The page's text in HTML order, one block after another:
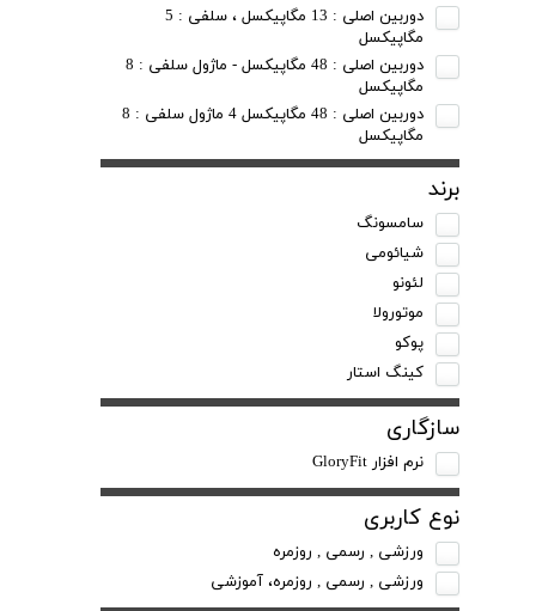
دوربین اصلی : 13 مگاپیکسل ، سلفی : 5
مگاپیکسل
دوربین اصلی : 48 مگاپیکسل - ماژول سلفی : 8
مگاپیکسل
دوربین اصلی : 48 مگاپیکسل 4 ماژول سلفی : 8
مگاپیکسل
برند
سامسونگ
شیائومی
لئونو
موتورولا
پوکو
کینگ استار
سازگاری
نرم افزار GloryFit
نوع کاربری
ورزشی , رسمی , روزمره
ورزشی , رسمی , روزمره، آموزشی